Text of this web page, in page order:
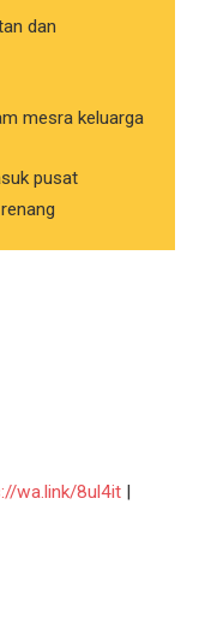
dan
mesra keluarga
pusat
wa.link/8ul4it |